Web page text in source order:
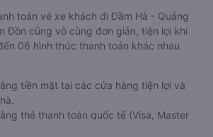
toán vé xe khách đi Đầm Hà - Quảng
Đồn cũng vô cùng đơn giản, tiện lợi khi
06 hình thức thanh toán khác nhau
tiền mặt tại các cửa hàng tiện lợi và
thẻ thanh toán quốc tế (Visa, Master